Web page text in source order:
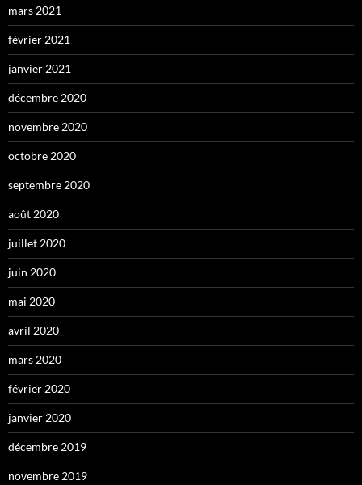
mars 2021
février 2021
janvier 2021
décembre 2020
novembre 2020
octobre 2020
septembre 2020
août 2020
juillet 2020
juin 2020
mai 2020
avril 2020
mars 2020
février 2020
janvier 2020
décembre 2019
novembre 2019